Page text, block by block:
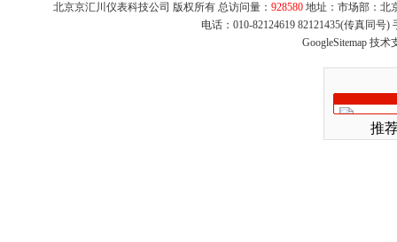
北京京汇川仪表科技公司 版权所有 总访问量： 928580地址：市场部：北
电话：010-82124619 82121435(传真同号
GoogleSitemap技术
推